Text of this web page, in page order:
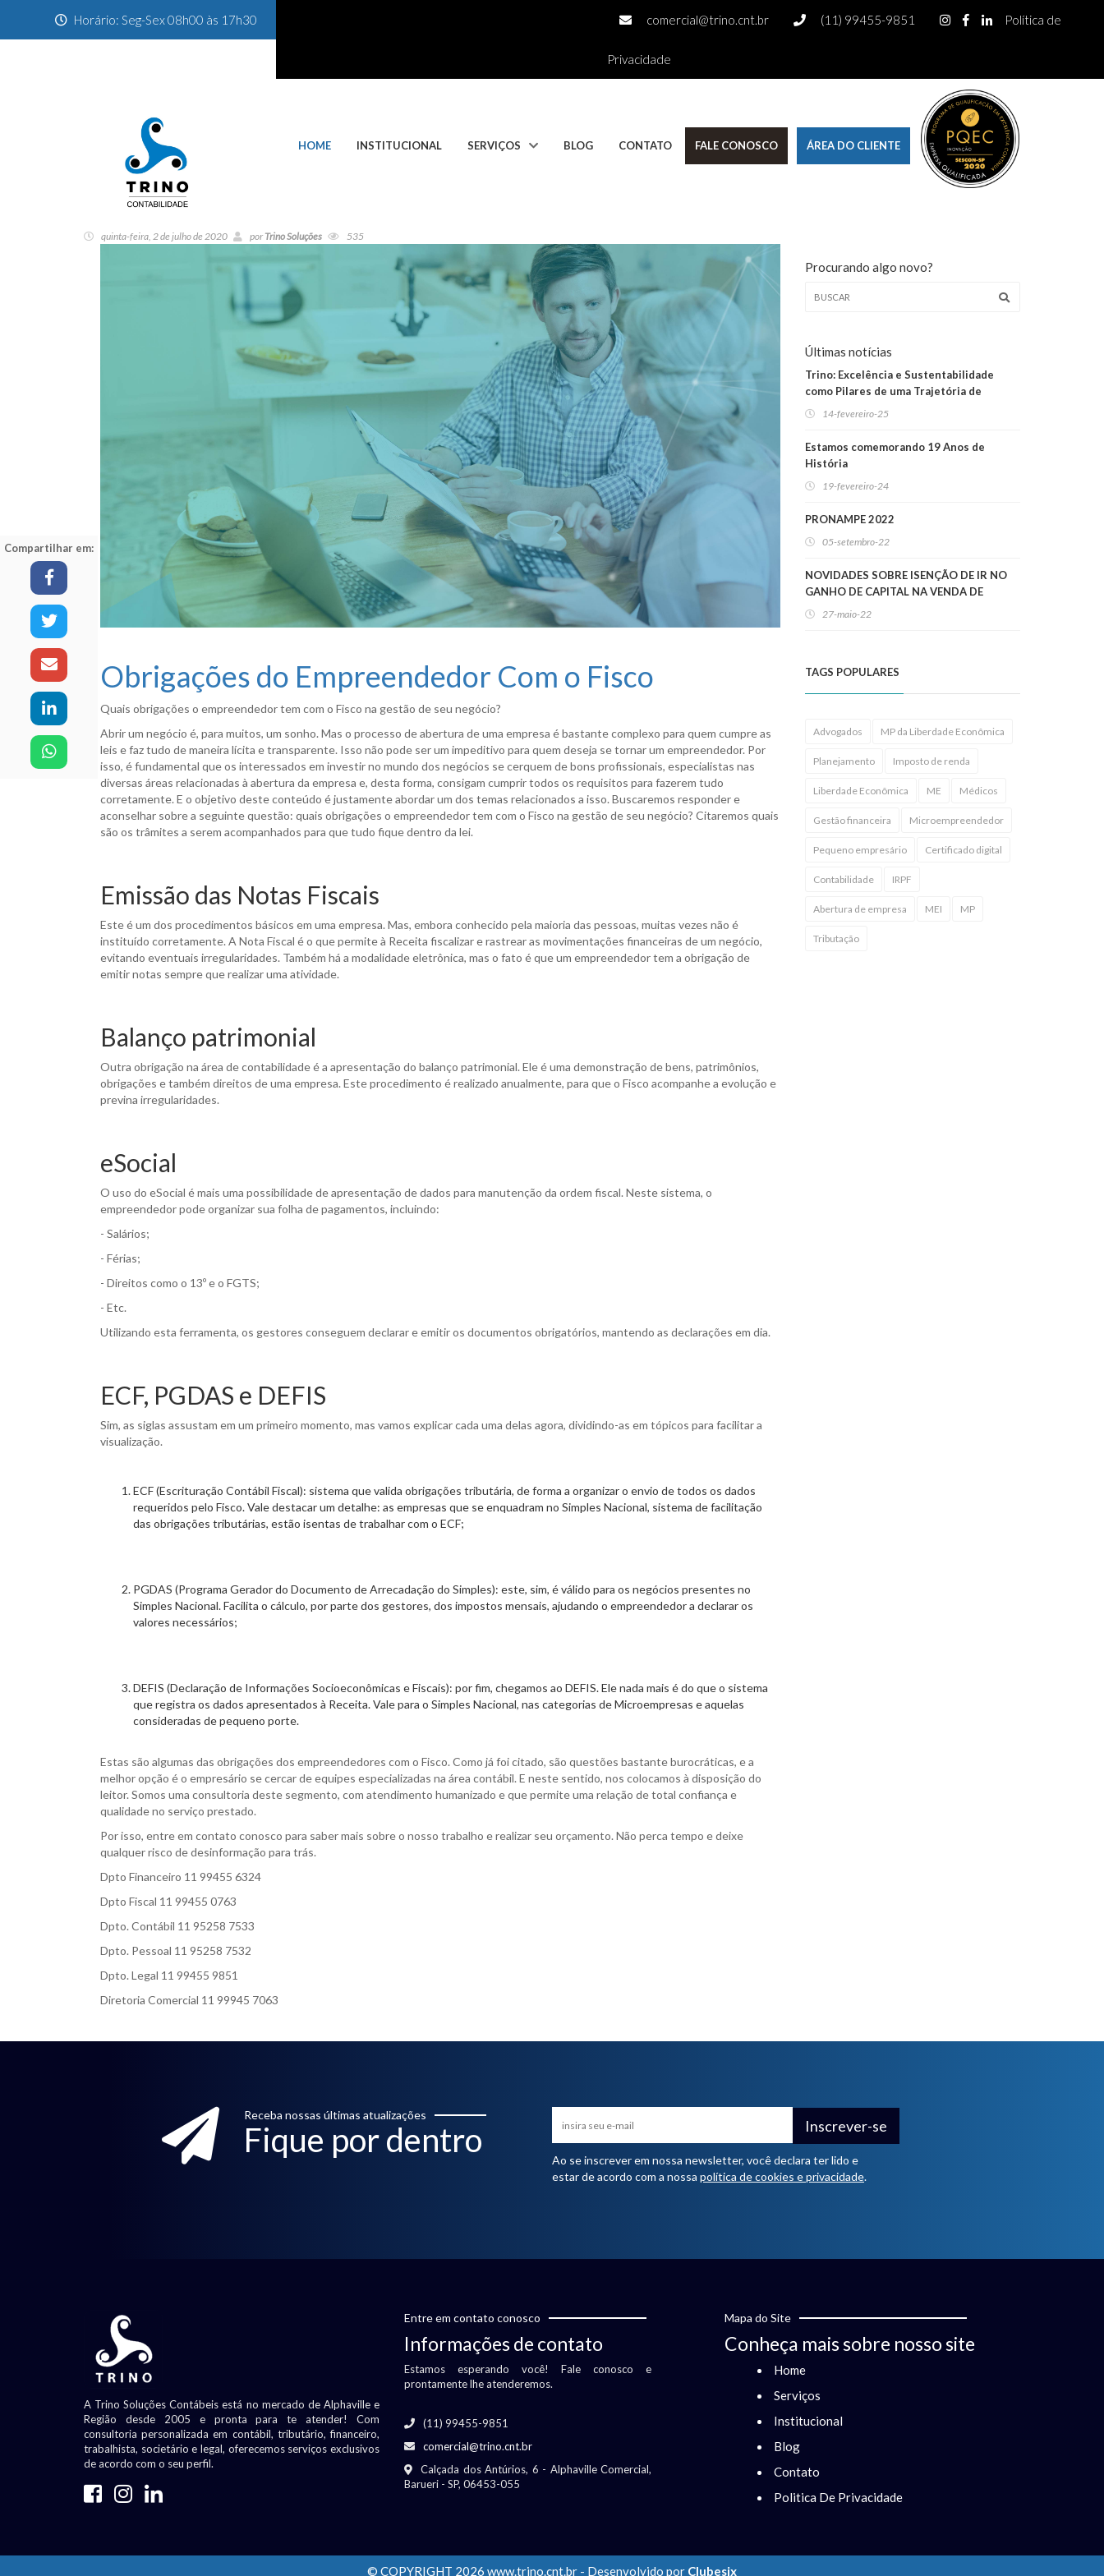
Horário: Seg-Sex 08h00 às 17h30 comercial@trino.cnt.br (11) 99455-9851 Política de
Privacidade
HOME INSTITUCIONAL SERVIÇOS BLOG CONTATO FALE CONOSCO ÁREA DO CLIENTE
quinta-feira, 2 de julho de 2020 por Trino Soluções 535
Compartilhar em:
Obrigações do Empreendedor Com o Fisco
Quais obrigações o empreendedor tem com o Fisco na gestão de seu negócio?
Abrir um negócio é, para muitos, um sonho. Mas o processo de abertura de uma empresa é bastante complexo para quem cumpre as
leis e faz tudo de maneira lícita e transparente. Isso não pode ser um impeditivo para quem deseja se tornar um empreendedor. Por
isso, é fundamental que os interessados em investir no mundo dos negócios se cerquem de bons profissionais, especialistas nas
diversas áreas relacionadas à abertura da empresa e, desta forma, consigam cumprir todos os requisitos para fazerem tudo
corretamente. E o objetivo deste conteúdo é justamente abordar um dos temas relacionados a isso. Buscaremos responder e
aconselhar sobre a seguinte questão: quais obrigações o empreendedor tem com o Fisco na gestão de seu negócio? Citaremos quais
são os trâmites a serem acompanhados para que tudo fique dentro da lei.
Emissão das Notas Fiscais
Este é um dos procedimentos básicos em uma empresa. Mas, embora conhecido pela maioria das pessoas, muitas vezes não é
instituído corretamente. A Nota Fiscal é o que permite à Receita fiscalizar e rastrear as movimentações financeiras de um negócio,
evitando eventuais irregularidades. Também há a modalidade eletrônica, mas o fato é que um empreendedor tem a obrigação de
emitir notas sempre que realizar uma atividade.
Balanço patrimonial
Outra obrigação na área de contabilidade é a apresentação do balanço patrimonial. Ele é uma demonstração de bens, patrimônios,
obrigações e também direitos de uma empresa. Este procedimento é realizado anualmente, para que o Fisco acompanhe a evolução e
previna irregularidades.
eSocial
O uso do eSocial é mais uma possibilidade de apresentação de dados para manutenção da ordem fiscal. Neste sistema, o
empreendedor pode organizar sua folha de pagamentos, incluindo:
- Salários;
- Férias;
- Direitos como o 13º e o FGTS;
- Etc.
Utilizando esta ferramenta, os gestores conseguem declarar e emitir os documentos obrigatórios, mantendo as declarações em dia.
ECF, PGDAS e DEFIS
Sim, as siglas assustam em um primeiro momento, mas vamos explicar cada uma delas agora, dividindo-as em tópicos para facilitar a
visualização.
ECF (Escrituração Contábil Fiscal): sistema que valida obrigações tributária, de forma a organizar o envio de todos os dados
requeridos pelo Fisco. Vale destacar um detalhe: as empresas que se enquadram no Simples Nacional, sistema de facilitação
das obrigações tributárias, estão isentas de trabalhar com o ECF;
PGDAS (Programa Gerador do Documento de Arrecadação do Simples): este, sim, é válido para os negócios presentes no
Simples Nacional. Facilita o cálculo, por parte dos gestores, dos impostos mensais, ajudando o empreendedor a declarar os
valores necessários;
DEFIS (Declaração de Informações Socioeconômicas e Fiscais): por fim, chegamos ao DEFIS. Ele nada mais é do que o sistema
que registra os dados apresentados à Receita. Vale para o Simples Nacional, nas categorias de Microempresas e aquelas
consideradas de pequeno porte.
Estas são algumas das obrigações dos empreendedores com o Fisco. Como já foi citado, são questões bastante burocráticas, e a
melhor opção é o empresário se cercar de equipes especializadas na área contábil. E neste sentido, nos colocamos à disposição do
leitor. Somos uma consultoria deste segmento, com atendimento humanizado e que permite uma relação de total confiança e
qualidade no serviço prestado.
Por isso, entre em contato conosco para saber mais sobre o nosso trabalho e realizar seu orçamento. Não perca tempo e deixe
qualquer risco de desinformação para trás.
Dpto Financeiro 11 99455 6324
Dpto Fiscal 11 99455 0763
Dpto. Contábil 11 95258 7533
Dpto. Pessoal 11 95258 7532
Dpto. Legal 11 99455 9851
Diretoria Comercial 11 99945 7063
Procurando algo novo?
Últimas notícias
Trino: Excelência e Sustentabilidade
como Pilares de uma Trajetória de
Sucesso14-fevereiro-25
Estamos comemorando 19 Anos de
História
19-fevereiro-24
PRONAMPE 2022
05-setembro-22
NOVIDADES SOBRE ISENÇÃO DE IR NO
GANHO DE CAPITAL NA VENDA DE
IMÓVEIS RESIDENCIAIS!
27-maio-22
TAGS POPULARES
Advogados MP da Liberdade Econômica
Planejamento Imposto de renda
Liberdade Econômica ME Médicos
Gestão financeira Microempreendedor
Pequeno empresário Certificado digital
Contabilidade IRPF
Abertura de empresa MEI MP
Tributação
Receba nossas últimas atualizações
Fique por dentro Inscrever-se
Ao se inscrever em nossa newsletter, você declara ter lido e
estar de acordo com a nossa política de cookies e privacidade.
A Trino Soluções Contábeis está no mercado de Alphaville e
Região desde 2005 e pronta para te atender! Com
consultoria personalizada em contábil, tributário, financeiro,
trabalhista, societário e legal, oferecemos serviços exclusivos
de acordo com o seu perfil.
Entre em contato conosco
Informações de contato
Estamos esperando você! Fale conosco e
prontamente lhe atenderemos.
(11) 99455-9851
comercial@trino.cnt.br
Calçada dos Antúrios, 6 - Alphaville Comercial,
Barueri - SP, 06453-055
Mapa do Site
Conheça mais sobre nosso site
Home
Serviços
Institucional
Blog
Contato
Politica De Privacidade
© COPYRIGHT 2026 www.trino.cnt.br - Desenvolvido por Clubesix